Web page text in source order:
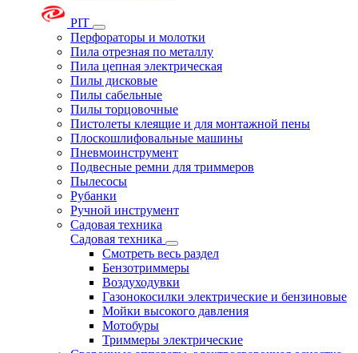
PIT
Перфораторы и молотки
Пила отрезная по металлу
Пила цепная электрическая
Пилы дисковые
Пилы сабельные
Пилы торцовочные
Пистолеты клеящие и для монтажной пены
Плоскошлифовальные машины
Пневмоинструмент
Подвесные ремни для триммеров
Пылесосы
Рубанки
Ручной инструмент
Садовая техника
Садовая техника
Смотреть весь раздел
Бензотриммеры
Воздуходувки
Газонокосилки электрические и бензиновые
Мойки высокого давления
Мотобуры
Триммеры электрические